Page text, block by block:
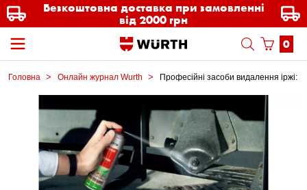
Безкоштовна доставка при замовленні
від 2000 грн
0
Головна Онлайн журнал Wurth Професійні засоби видалення іржі: